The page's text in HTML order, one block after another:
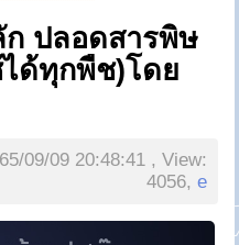
ก ปลอดสารพิษ
ด้ทุกพืช)โดย
09/09 20:48:41 , View:
4056,e